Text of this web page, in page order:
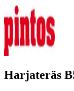
Harjateräs